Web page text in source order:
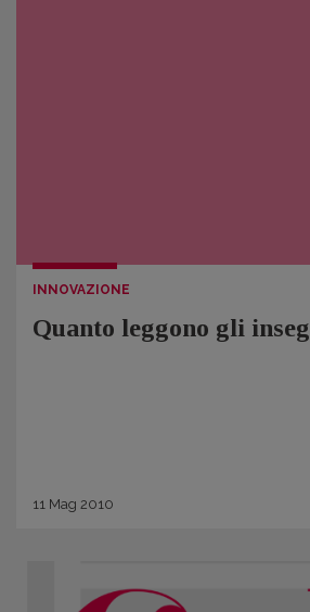
INNOVAZIONE
Quanto leggono gli
11 Mag 2010